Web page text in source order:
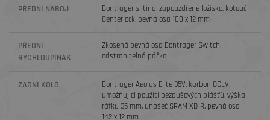
PŘEDNÍ NÁBOJ
Bontrager slitina, zapouzdřené ložisko, kotouč
Centerlock, pevná osa 100 x 12 mm
PŘEDNÍ
RYCHLOUPÍNÁK
Zkosená pevná osa Bontrager Switch,
odstranitelná páčka
ZADNÍ KOLO
Bontrager Aeolus Elite 35V, karbon OCLV,
umožňující použití bezdušových plášťů, výška
ráfku 35 mm, unášeč SRAM XD-R, pevná osa
142 x 12 mm